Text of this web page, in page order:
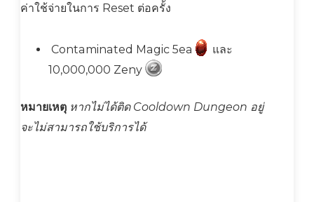
ค่าใช้จ่ายในการ Reset ต่อครั้ง
Contaminated Magic 5ea
และ
10,000,000 Zeny
หมายเหตุ หากไม่ได้ติด Cooldown Dungeon อยู่
จะไม่สามารถใช้บริการได้